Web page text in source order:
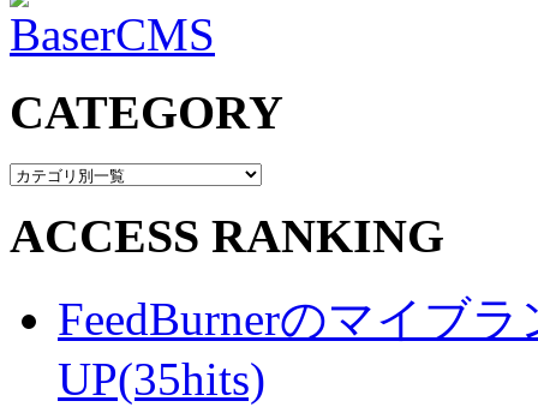
CATEGORY
ACCESS RANKING
FeedBurnerのマイブ
UP(35hits)